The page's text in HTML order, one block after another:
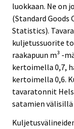
luokkaan. Ne on
(Standard
Statistics).
kuljetussuorite
raakapuun m³ -
kertoimella 0,7,
kertoimella 0,6.
tavaratonnit
satamien